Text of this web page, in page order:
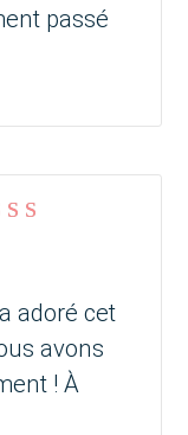
passé
adoré cet
avons
! À